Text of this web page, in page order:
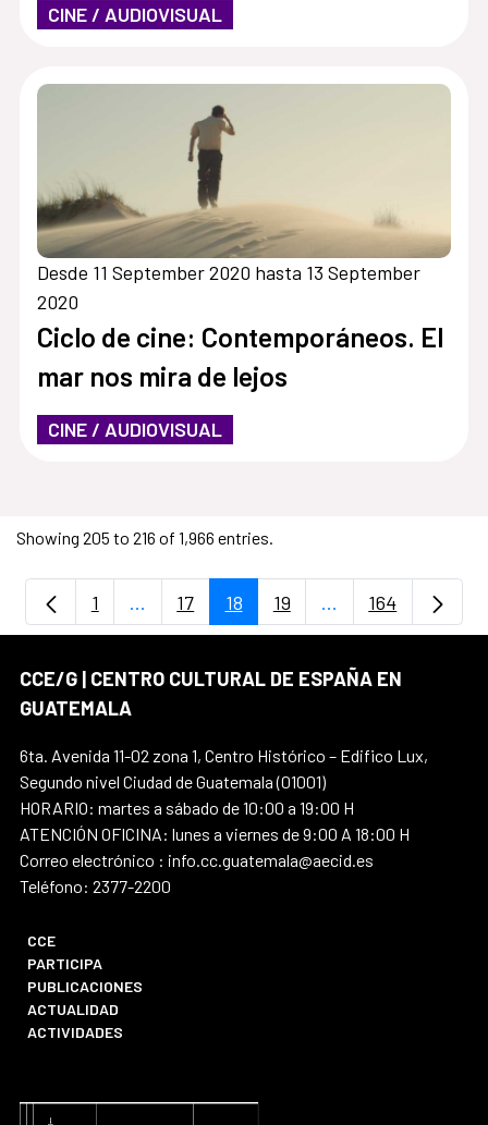
CINE / AUDIOVISUAL
Desde 11 September 2020 hasta 13 September
2020
Ciclo de cine: Contemporáneos. El
mar nos mira de lejos
CINE / AUDIOVISUAL
Showing 205 to 216 of 1,966 entries.
Page
1 ...Intermediate Pages Use TAB to navigate.
Page
17 Page
18 Page
19 ...Intermediate
Page
164
CCE/G | CENTRO CULTURAL DE ESPAÑA EN
GUATEMALA
6ta. Avenida 11-02 zona 1, Centro Histórico – Edifico Lux,
Segundo nivel Ciudad de Guatemala (01001)
HORARIO: martes a sábado de 10:00 a 19:00 H
ATENCIÓN OFICINA: lunes a viernes de 9:00 A 18:00 H
Correo electrónico : info.cc.guatemala@aecid.es
Teléfono: 2377-2200
CCE
PARTICIPA
PUBLICACIONES
ACTUALIDAD
ACTIVIDADES